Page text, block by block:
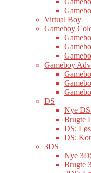
Virtual Boy
Gameboy
Gameboy
DS
Nye
Brugte
DS:
DS:
3DS
Nye
Brugte